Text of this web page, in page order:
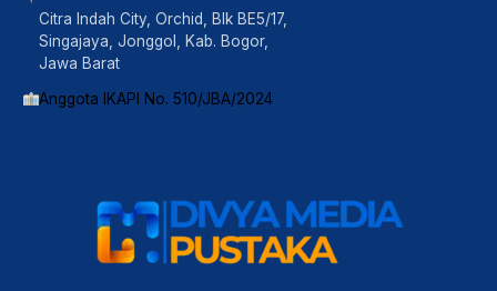
Citra Indah City, Orchid, Blk BE5/17,
Singajaya, Jonggol, Kab. Bogor,
Jawa Barat
Anggota IKAPI No. 510/JBA/2024